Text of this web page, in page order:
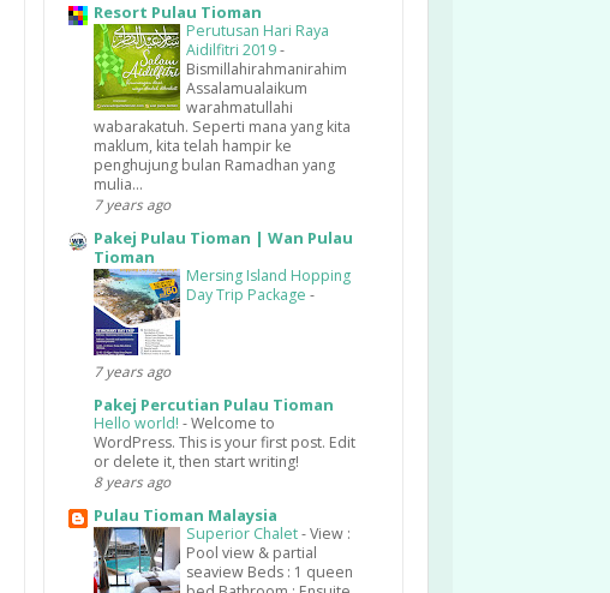
Resort Pulau Tioman
Perutusan Hari Raya
Aidilfitri 2019-
Bismillahirahmanirahim
Assalamualaikum
warahmatullahi
wabarakatuh. Seperti mana yang kita
maklum, kita telah hampir ke
penghujung bulan Ramadhan yang
mulia...
7 years ago
Pakej Pulau Tioman | Wan Pulau
Tioman
Mersing Island Hopping
Day Trip Package -
7 years ago
Pakej Percutian Pulau Tioman
Hello world! -Welcome to
WordPress. This is your first post. Edit
or delete it, then start writing!
8 years ago
Pulau Tioman Malaysia
Superior Chalet-View :
Pool view & partial
seaview Beds : 1 queen